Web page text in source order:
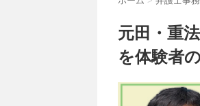
元田・重
を体験者